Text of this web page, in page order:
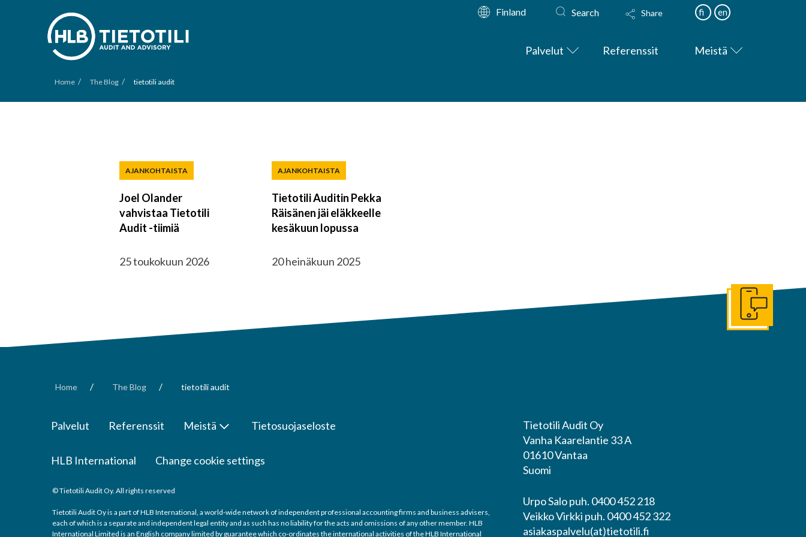
Finland Search Share fi en
Palvelut Referenssit Meistä
Home / The Blog / tietotili audit
AJANKOHTAISTA
Joel Olander
vahvistaa Tietotili
Audit -tiimiä
25 toukokuun 2026
AJANKOHTAISTA
Tietotili Auditin Pekka
Räisänen jäi eläkkeelle
kesäkuun lopussa
20 heinäkuun 2025
Home / The Blog / tietotili audit
Palvelut Referenssit Meistä Tietosuojaseloste
HLB International Change cookie settings
© Tietotili Audit Oy. All rights reserved
Tietotili Audit Oy is a part of HLB International, a world-wide network of independent professional accounting firms and business advisers,
each of which is a separate and independent legal entity and as such has no liability for the acts and omissions of any other member. HLB
International Limited is an English company limited by guarantee which co-ordinates the international activities of the HLB International
Tietotili Audit Oy
Vanha Kaarelantie 33 A
01610 Vantaa
Suomi
Urpo Salo puh. 0400 452 218
Veikko Virkki puh. 0400 452 322
asiakaspalvelu(at)tietotili.fi
Ota yhteyttä